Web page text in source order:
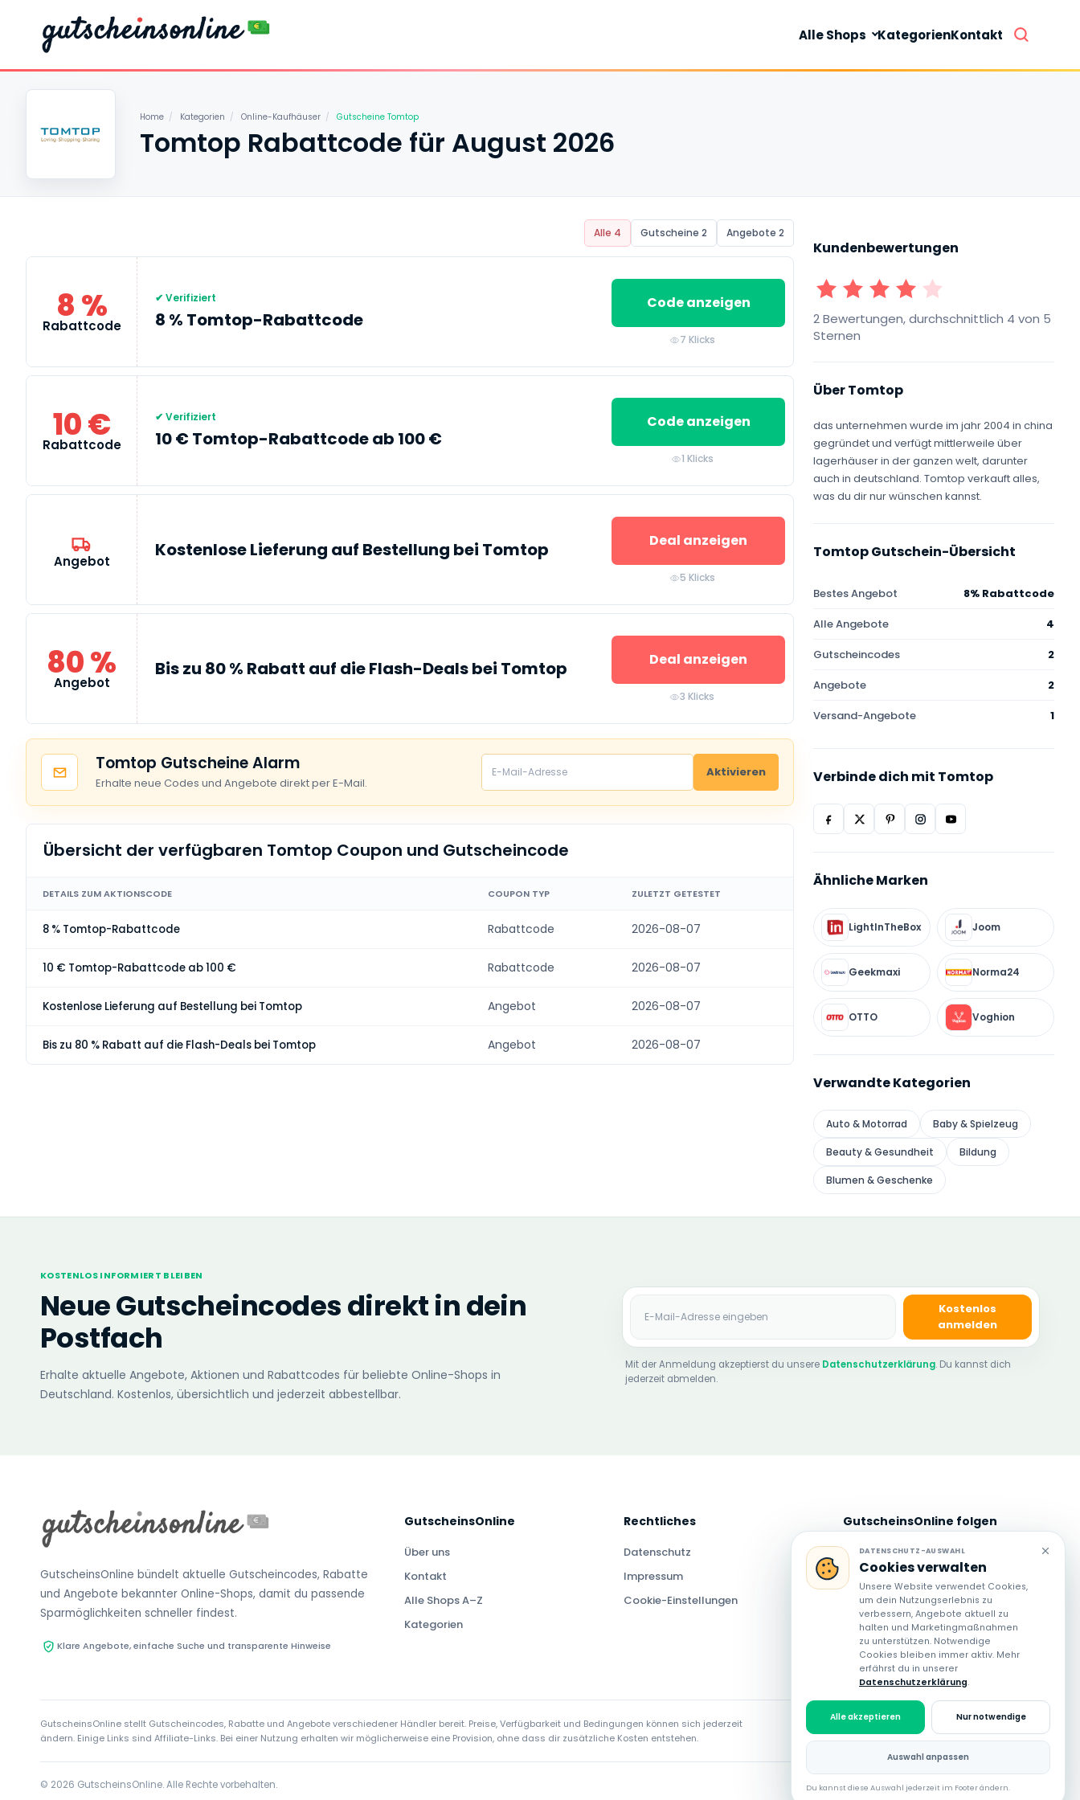
Alle Shops KategorienKontakt
Home / Kategorien / Online-Kaufhäuser / Gutscheine Tomtop
Tomtop Rabattcode für August 2026
Alle 4 Gutscheine 2 Angebote 2
8 %
Rabattcode
✔ Verifiziert
8 % Tomtop-Rabattcode
Code anzeigen
7 Klicks
10 €
Rabattcode
✔ Verifiziert
10 € Tomtop-Rabattcode ab 100 €
Code anzeigen
1 Klicks
Angebot
Kostenlose Lieferung auf Bestellung bei Tomtop Deal anzeigen
5 Klicks
80 %
Angebot
Bis zu 80 % Rabatt auf die Flash-Deals bei Tomtop Deal anzeigen
3 Klicks
Tomtop Gutscheine Alarm
Erhalte neue Codes und Angebote direkt per E-Mail.
Aktivieren
Übersicht der verfügbaren Tomtop Coupon und Gutscheincode
DETAILS ZUM AKTIONSCODE COUPON TYP ZULETZT GETESTET
8 % Tomtop-Rabattcode Rabattcode 2026-08-07
10 € Tomtop-Rabattcode ab 100 € Rabattcode 2026-08-07
Kostenlose Lieferung auf Bestellung bei Tomtop Angebot 2026-08-07
Bis zu 80 % Rabatt auf die Flash-Deals bei Tomtop Angebot 2026-08-07
Kundenbewertungen
1 Sterne2 Sterne3 Sterne4 Sterne5 Sterne
2 Bewertungen, durchschnittlich 4 von 5
Sternen
Über Tomtop
das unternehmen wurde im jahr 2004 in china
gegründet und verfügt mittlerweile über
lagerhäuser in der ganzen welt, darunter
auch in deutschland. Tomtop verkauft alles,
was du dir nur wünschen kannst.
Tomtop Gutschein-Übersicht
Bestes Angebot
8% Rabattcode
Alle Angebote
4
Gutscheincodes
2
Angebote
2
Versand-Angebote
1
Verbinde dich mit Tomtop
Ähnliche Marken
LightInTheBox Joom
Geekmaxi Norma24
OTTO Voghion
Verwandte Kategorien
Auto & Motorrad Baby & Spielzeug
Beauty & Gesundheit Bildung
Blumen & Geschenke
KOSTENLOS INFORMIERT BLEIBEN
Neue Gutscheincodes direkt in dein
Postfach
Erhalte aktuelle Angebote, Aktionen und Rabattcodes für beliebte Online-Shops in
Deutschland. Kostenlos, übersichtlich und jederzeit abbestellbar.
E-Mail-Adresse
Kostenlos
anmelden
Mit der Anmeldung akzeptierst du unsere Datenschutzerklärung. Du kannst dich
jederzeit abmelden.
GutscheinsOnline bündelt aktuelle Gutscheincodes, Rabatte
und Angebote bekannter Online-Shops, damit du passende
Sparmöglichkeiten schneller findest.
Klare Angebote, einfache Suche und transparente Hinweise
GutscheinsOnline
Über uns
Kontakt
Alle Shops A–Z
Kategorien
Rechtliches
Datenschutz
Impressum
Cookie-Einstellungen
GutscheinsOnline folgen
Neue Angebote und Spartipps auch
über unsere Social-Media-Kanäle
entdecken.
GutscheinsOnline stellt Gutscheincodes, Rabatte und Angebote verschiedener Händler bereit. Preise, Verfügbarkeit und Bedingungen können sich jederzeit
ändern. Einige Links sind Affiliate-Links. Bei einer Nutzung erhalten wir möglicherweise eine Provision, ohne dass dir zusätzliche Kosten entstehen.
© 2026 GutscheinsOnline. Alle Rechte vorbehalten.
DATENSCHUTZ-AUSWAHL
Cookies verwalten
Unsere Website verwendet Cookies,
um dein Nutzungserlebnis zu
verbessern, Angebote aktuell zu
halten und Marketingmaßnahmen
zu unterstützen. Notwendige
Cookies bleiben immer aktiv. Mehr
erfährst du in unserer
Datenschutzerklärung.
Alle akzeptieren Nur notwendige
Auswahl anpassen
Du kannst diese Auswahl jederzeit im Footer ändern.